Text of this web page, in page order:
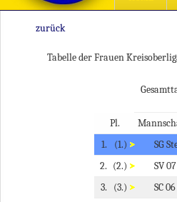
zurück
Tabelle der Frauen
Pl.
1.
(1.) SG
2. (2.) SV
3.
(3.) SC